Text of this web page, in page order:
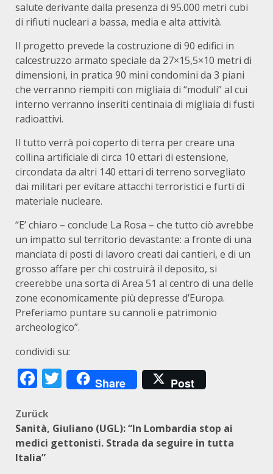
salute derivante dalla presenza di 95.000 metri cubi
di rifiuti nucleari a bassa, media e alta attività.
Il progetto prevede la costruzione di 90 edifici in
calcestruzzo armato speciale da 27×15,5×10 metri di
dimensioni, in pratica 90 mini condomini da 3 piani
che verranno riempiti con migliaia di “moduli” al cui
interno verranno inseriti centinaia di migliaia di fusti
radioattivi.
Il tutto verrà poi coperto di terra per creare una
collina artificiale di circa 10 ettari di estensione,
circondata da altri 140 ettari di terreno sorvegliato
dai militari per evitare attacchi terroristici e furti di
materiale nucleare.
“E’ chiaro – conclude La Rosa – che tutto ciò avrebbe
un impatto sul territorio devastante: a fronte di una
manciata di posti di lavoro creati dai cantieri, e di un
grosso affare per chi costruirà il deposito, si
creerebbe una sorta di Area 51 al centro di una delle
zone economicamente più depresse d’Europa.
Preferiamo puntare su cannoli e patrimonio
archeologico”.
condividi su:
Facebook
Twitter
Share Post
Beitragsnavigation
Zurück
Sanità, Giuliano (UGL): “In Lombardia stop ai
medici gettonisti. Strada da seguire in tutta
Italia”